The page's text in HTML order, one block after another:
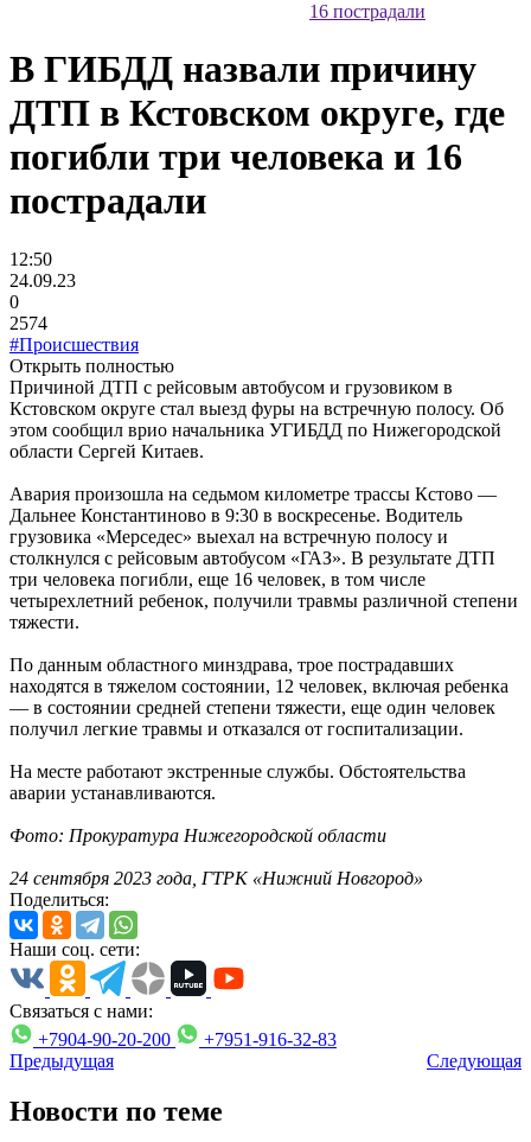
16 пострадали
В ГИБДД назвали причину
ДТП в Кстовском округе, где
погибли три человека и 16
пострадали
12:50
24.09.23
0
2574
#Происшествия
Открыть полностью
Причиной ДТП с рейсовым автобусом и грузовиком в
Кстовском округе стал выезд фуры на встречную полосу. Об
этом сообщил врио начальника УГИБДД по Нижегородской
области Сергей Китаев.
Авария произошла на седьмом километре трассы Кстово —
Дальнее Константиново в 9:30 в воскресенье. Водитель
грузовика «Мерседес» выехал на встречную полосу и
столкнулся с рейсовым автобусом «ГАЗ». В результате ДТП
три человека погибли, еще 16 человек, в том числе
четырехлетний ребенок, получили травмы различной степени
тяжести.
По данным областного минздрава, трое пострадавших
находятся в тяжелом состоянии, 12 человек, включая ребенка
— в состоянии средней степени тяжести, еще один человек
получил легкие травмы и отказался от госпитализации.
На месте работают экстренные службы. Обстоятельства
аварии устанавливаются.
Фото: Прокуратура Нижегородской области
24 сентября 2023 года, ГТРК «Нижний Новгород»
Поделиться:
Наши соц. сети:
Связаться с нами:
+7904-90-20-200
+7951-916-32-83
Предыдущая
Следующая
Новости по теме